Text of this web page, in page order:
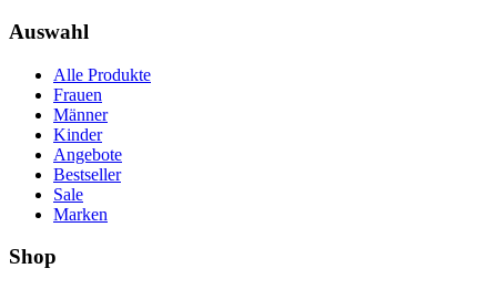
Auswahl
Alle Produkte
Frauen
Männer
Kinder
Angebote
Bestseller
Sale
Marken
Shop